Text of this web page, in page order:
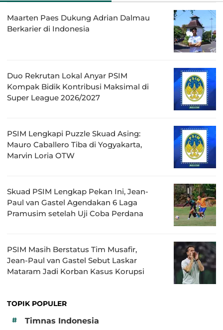
Maarten Paes Dukung Adrian Dalmau
Berkarier di Indonesia
Duo Rekrutan Lokal Anyar PSIM
Kompak Bidik Kontribusi Maksimal di
Super League 2026/2027
PSIM Lengkapi Puzzle Skuad Asing:
Mauro Caballero Tiba di Yogyakarta,
Marvin Loria OTW
Skuad PSIM Lengkap Pekan Ini, Jean-
Paul van Gastel Agendakan 6 Laga
Pramusim setelah Uji Coba Perdana
PSIM Masih Berstatus Tim Musafir,
Jean-Paul van Gastel Sebut Laskar
Mataram Jadi Korban Kasus Korupsi
TOPIK POPULER
#
Timnas Indonesia